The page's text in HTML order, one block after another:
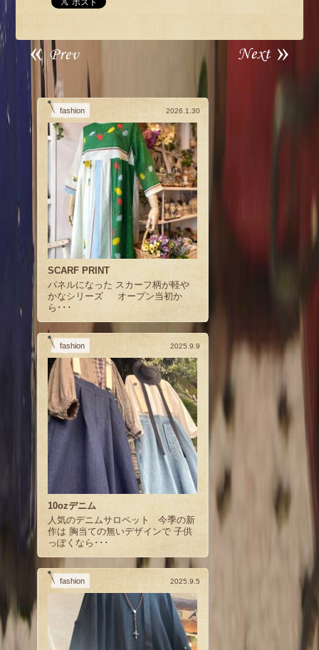
fashion 2026.1.30
SCARF PRINT
パネルになった スカーフ柄が軽や
かなシリーズ オープン当初か
ら･･･
fashion 2025.9.9
10ozデニム
人気のデニムサロペット 今季の新
作は 胸当ての無いデザインで 子供
っぽくなら･･･
fashion 2025.9.5